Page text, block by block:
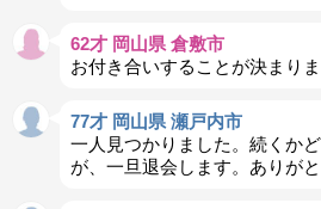
62才 岡山県 倉敷市
お付き合いすることが決まり
77才 岡山県 瀬戸内市
一人見つかりました。続くか
が、一旦退会します。ありがと